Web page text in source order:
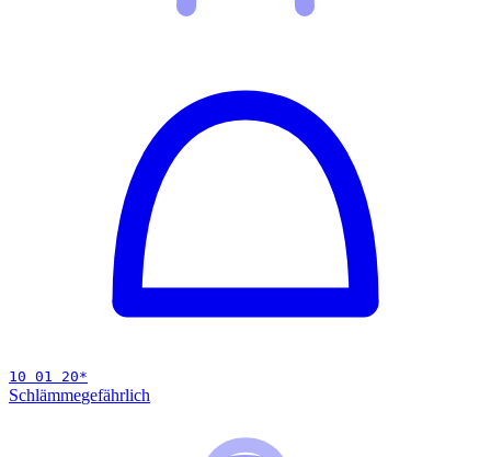
10 01 20*
Schlämmegefährlich